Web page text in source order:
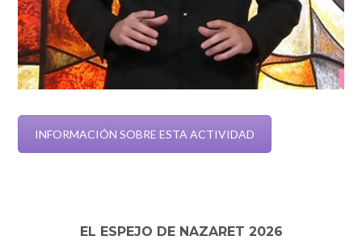
INFORMACIÓN SOBRE ESTA ACTIVIDAD
EL ESPEJO DE NAZARET 2026